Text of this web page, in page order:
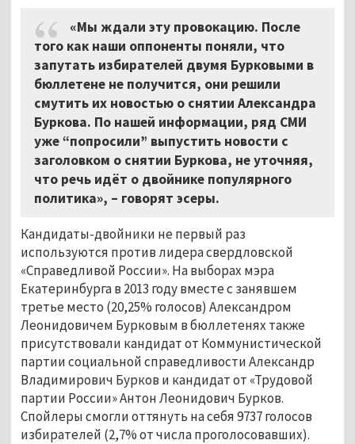
«Мы ждали эту провокацию. После
того как наши оппоненты поняли, что
запутать избирателей двумя Бурковыми в
бюллетене не получится, они решили
смутить их новостью о снятии Александра
Буркова. По нашей информации, ряд СМИ
уже “попросили” выпустить новости с
заголовком о снятии Буркова, не уточняя,
что речь идёт о двойнике популярного
политика», – говорят эсеры.
Кандидаты-двойники не первый раз
используются против лидера свердловской
«Справедливой России». На выборах мэра
Екатеринбурга в 2013 году вместе с занявшем
третье место (20,25% голосов) Александром
Леонидовичем Бурковым в бюллетенях также
присутствовали кандидат от Коммунистической
партии социальной справедливости Александр
Владимирович Бурков и кандидат от «Трудовой
партии России» Антон Леонидович Бурков.
Спойлеры смогли оттянуть на себя 9737 голосов
избирателей (2,7% от числа проголосовавших).